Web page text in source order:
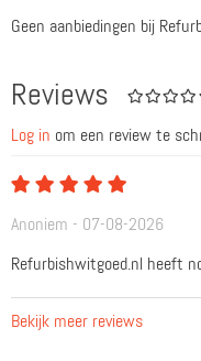
Geen aanbiedingen bij
Reviews
Log in om een review te
Anoniem - 07-08-2026
Refurbishwitgoed.nl heeft
Bekijk meer reviews